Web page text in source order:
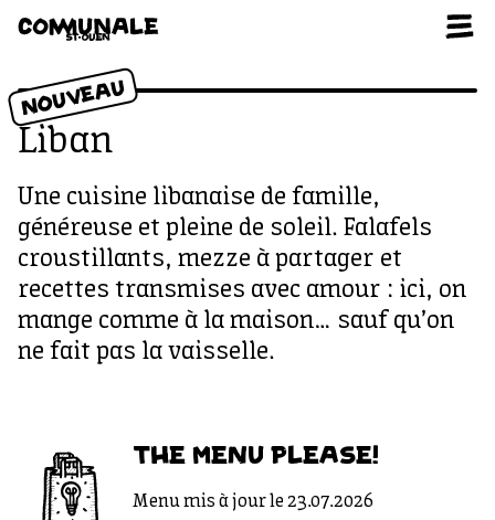
Aller au contenu
NOUVEAU
Liban
Une cuisine libanaise de famille,
généreuse et pleine de soleil. Falafels
croustillants, mezze à partager et
recettes transmises avec amour : ici, on
mange comme à la maison… sauf qu’on
ne fait pas la vaisselle.
THE MENU PLEASE!
Menu mis à jour le 23.07.2026